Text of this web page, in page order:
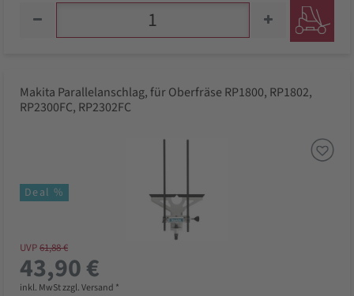
Makita Parallelanschlag, für Oberfräse RP1800, RP1802,
RP2300FC, RP2302FC
Deal %
UVP61,88 €
43,90 €
inkl. MwSt zzgl. Versand *